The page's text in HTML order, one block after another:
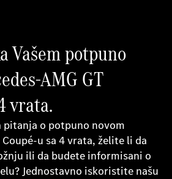
Vašem potpuno
AMG GT
vrata.
o potpuno novom
u sa 4 vrata, želite li da
ili da budete informisani o
Jednostavno iskoristite našu